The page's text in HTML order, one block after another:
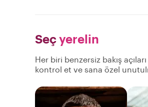
Seçyerelin
Her biri benzersiz bakış
kontrol et ve sana özel